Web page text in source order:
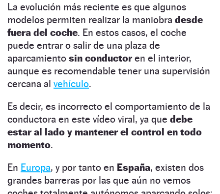
La evolución más reciente es que algunos
modelos permiten realizar la maniobra desde
fuera del coche. En estos casos, el coche
puede entrar o salir de una plaza de
aparcamiento sin conductoren el interior,
aunque es recomendable tener una supervisión
cercana al vehículo.
Es decir, es incorrecto el comportamiento de la
conductora en este vídeo viral, ya que debe
estar al lado y mantener el control en todo
momento.
En Europa, y por tanto en España, existen dos
grandes barreras por las que aún no vemos